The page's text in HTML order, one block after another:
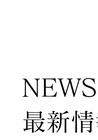
NEWS
最新